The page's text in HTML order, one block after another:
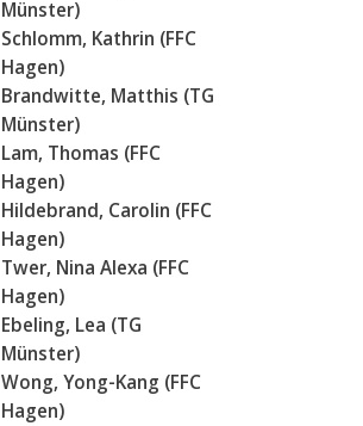
Münster)
Schlomm, Kathrin (FFC
Hagen)
Brandwitte, Matthis (TG
Münster)
Lam, Thomas (FFC
Hagen)
Hildebrand, Carolin (FFC
Hagen)
Twer, Nina Alexa (FFC
Hagen)
Ebeling, Lea (TG
Münster)
Wong, Yong-Kang (FFC
Hagen)